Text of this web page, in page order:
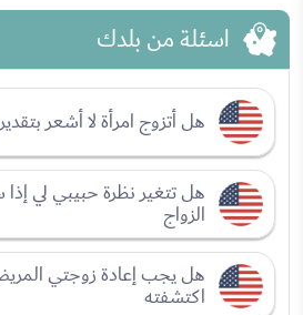
اسئلة من بلدك
هل أتزوج امرأة لا أشعر
هل تتغير نظرة حبيبي لي
الزواج
هل يجب إعادة زوجتي
اكتشفته